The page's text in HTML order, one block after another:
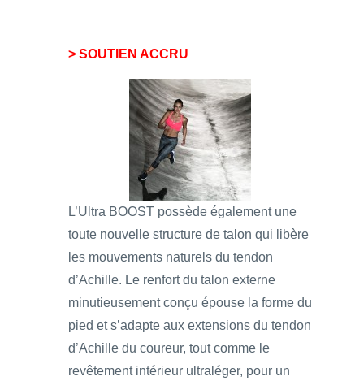
> SOUTIEN ACCRU
L’Ultra BOOST possède également une
toute nouvelle structure de talon qui libère
les mouvements naturels du tendon
d’Achille. Le renfort du talon externe
minutieusement conçu épouse la forme du
pied et s’adapte aux extensions du tendon
d’Achille du coureur, tout comme le
revêtement intérieur ultraléger, pour un